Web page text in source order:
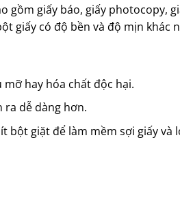
gồm giấy báo, giấy photocopy,
giấy có độ bền và độ mịn khác
hay hóa chất độc hại.
ra dễ dàng hơn.
bột giặt để làm mềm sợi giấy và